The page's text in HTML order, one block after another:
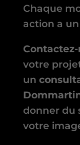
Chaque
action a un
votre
un
donner du
votre